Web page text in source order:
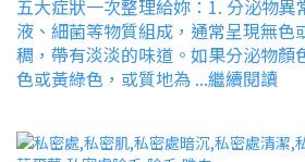
五大症狀一次整理給妳：1. 分泌物異
液、細菌等物質組成，通常呈現無色
稠，帶有淡淡的味道。如果分泌物顏
色或黃綠色，或質地為 ...繼續閱讀